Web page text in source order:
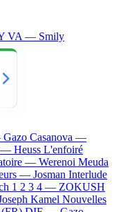
VA — Smily
Gazo Casanova —
— Heuss L'enfoiré
— Werenoi Meuda
— Josman Interlude
1 2 3 4 — ZOKUSH
Kamel Nouvelles